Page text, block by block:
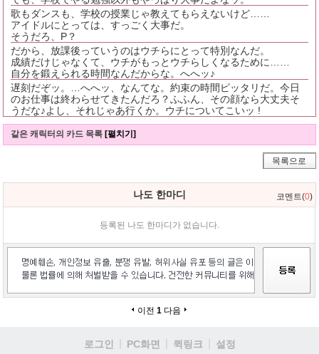
歌もダンスも、学校の授業じゃ教えてもらえないけど……
アイドルにとっては、すっごく大事だ。
そうだろ、P？
だから、放課後っていうのはウチらにとって特別なんだ。
成績だけじゃなくて、ウチがもっとウチらしくなるために……
自分を鍛えられる時間なんだからな。へへッ♪
遅刻だぞッ。…へへッ、なんてな。約束の時間ピッタリだ。今日
のお仕事は終わらせてきたんだろ？ふふん、その顔なら大丈夫そ
うだな♪よし、それじゃあ行くか。ウチについてこいッ !
같은 캐릭터의 카드 목록 [펼치기]
목록으로
나도 한마디 코멘트(0)
등록된 나도 한마디가 없습니다.
이전 1 다음
로그인 PC화면 퀵링크
설정